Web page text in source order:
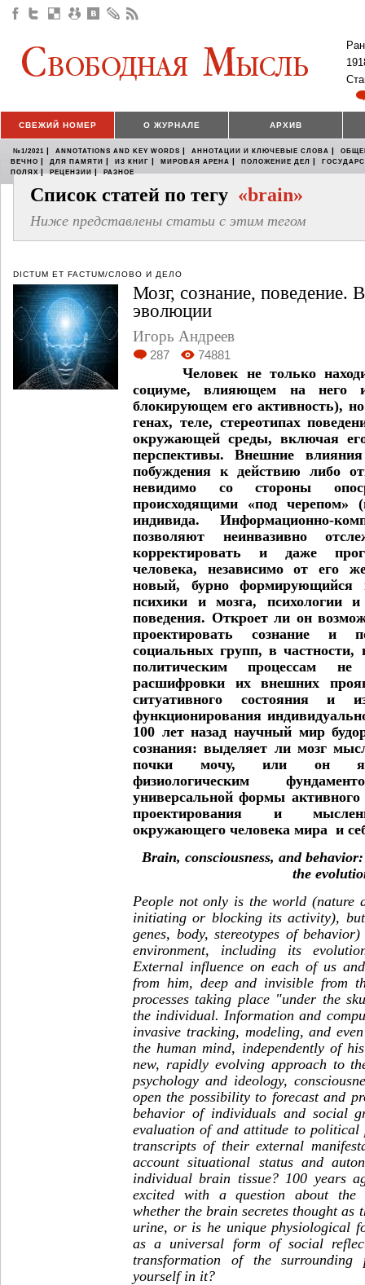
СВЕЖИЙ НОМЕР О ЖУРНАЛЕ АРХИВ
№1/2021 | ANNOTATIONS AND KEY WORDS | АННОТАЦИИ И КЛЮЧЕВЫЕ СЛОВА |
ВЕЧНО | ДЛЯ ПАМЯТИ | ИЗ КНИГ | МИРОВАЯ АРЕНА | ПОЛОЖЕНИЕ ДЕЛ |
ПОЛЯХ | РЕЦЕНЗИИ | РАЗНОЕ
Список статей по тегу «brain»
Ниже представлены статьи с этим тегом
DICTUM ET FACTUM/СЛОВО И ДЕЛО
Мозг, сознание, поведение.
эволюции
Игорь Андреев
287 74881
Человек не только
социуме, влияющем на него
блокирующем его активность),
генах, теле, стереотипах
окружающей среды, включая
перспективы. Внешние
побуждения к действию либо
невидимо со стороны
происходящими «под черепом»
индивида. Информационно-
позволяют неинвазивно
корректировать и даже
человека, независимо от
новый, бурно формирующийся
психики и мозга, психологии
поведения. Откроет ли он
проектировать сознание и
социальных групп, в
политическим процессам
расшифровки их внешних
ситуативного состояния и
функционирования
100 лет назад научный мир
сознания: выделяет ли мозг
почки мочу, или он
физиологическим
универсальной формы активного
проектирования и
окружающего человека мира и
Brain, consciousness, and
the
People not only is the world (nature
initiating or blocking its activity),
genes, body, stereotypes of
environment, including its
External influence on each of us
from him, deep and invisible from
processes taking place "under the
the individual. Information and
invasive tracking, modeling, and
the human mind, independently of
new, rapidly evolving approach to
psychology and ideology,
open the possibility to forecast and
behavior of individuals and social
evaluation of and attitude to political
transcripts of their external
account situational status and
individual brain tissue? 100 years
excited with a question about the
whether the brain secretes thought as
urine, or is he unique physiological
as a universal form of social
transformation of the
yourself in it?